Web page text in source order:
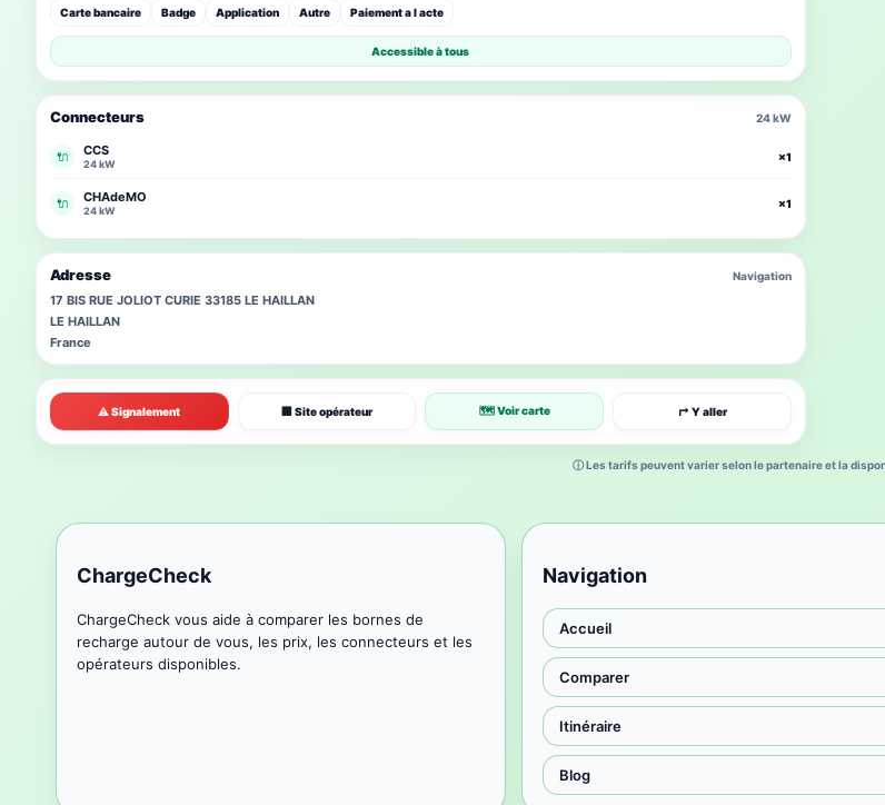
⚠ Signalement 🏢 Site opérateur 🗺 Voir carte ↱ Y aller
Connecteurs 24 kW
🔌 CCS
24 kW
×1
🔌 CHAdeMO
24 kW
×1
Carte bancaire Badge Application Autre Paiement a l acte
Accessible à tous
Adresse Navigation
17 BIS RUE JOLIOT CURIE 33185 LE HAILLAN
LE HAILLAN
France
ⓘ Les tarifs peuvent varier selon le partenaire et la
ChargeCheck
ChargeCheck vous aide à comparer les bornes de
recharge autour de vous, les prix, les connecteurs et les
opérateurs disponibles.
Navigation
Accueil
Comparer
Itinéraire
Blog